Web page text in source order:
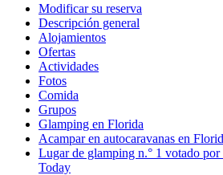
Modificar su reserva
Descripción general
Alojamientos
Ofertas
Actividades
Fotos
Comida
Grupos
Glamping en Florida
Acampar en autocaravanas en
Lugar de glamping n.° 1 votado
Today